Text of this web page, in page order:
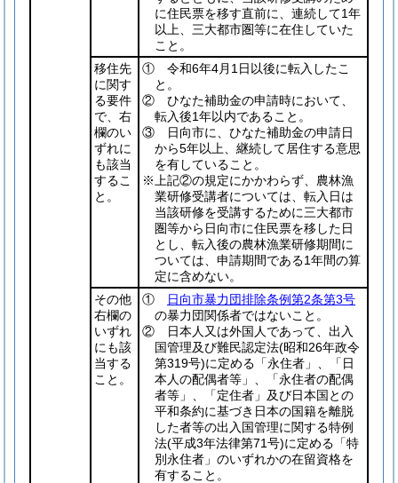
に住民票を移す直前に、連続して1年
以上、三大都市圏等に在住していた
こと。
移住先
に関す
る要件
で、右
欄のい
ずれに
も該当
するこ
と。
① 令和6年4月1日以後に転入したこ
と。
② ひなた補助金の申請時において、
転入後1年以内であること。
③ 日向市に、ひなた補助金の申請日
から5年以上、継続して居住する意思
を有していること。
※上記②の規定にかかわらず、農林漁
業研修受講者については、転入日は
当該研修を受講するために三大都市
圏等から日向市に住民票を移した日
とし、転入後の農林漁業研修期間に
ついては、申請期間である1年間の算
定に含めない。
その他
右欄の
いずれ
にも該
当する
こと。
①
日向市暴力団排除条例第2条第3号
の暴力団関係者ではないこと。
② 日本人又は外国人であって、出入
国管理及び難民認定法(昭和26年政令
第319号)に定める「永住者」、「日
本人の配偶者等」、「永住者の配偶
者等」、「定住者」及び日本国との
平和条約に基づき日本の国籍を離脱
した者等の出入国管理に関する特例
法(平成3年法律第71号)に定める「特
別永住者」のいずれかの在留資格を
有すること。